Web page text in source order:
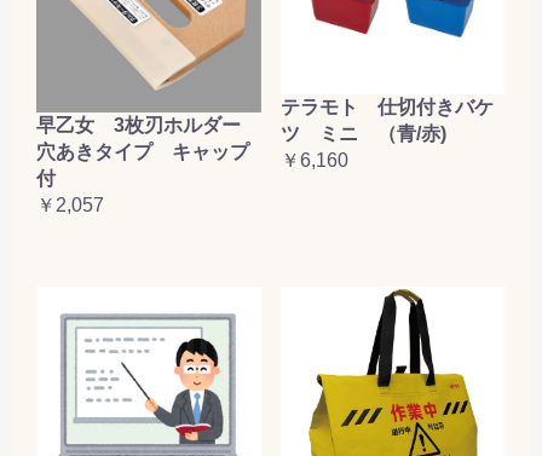
早乙女 3枚刃ホルダー
穴あきタイプ キャップ
付
￥2,057
テラモト 仕切付きバケ
ツ ミニ （青/赤)
￥6,160